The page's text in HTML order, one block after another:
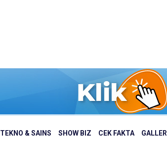
TEKNO & SAINS SHOW BIZ CEK FAKTA GALLERI